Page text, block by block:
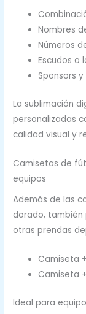
Nombres
Números
Escudos o
Sponsors
La sublimación
personalizadas
calidad visual y
Camisetas de
equipos
Además de las
dorado,
otras prendas
Camiseta
Camiseta
Ideal para